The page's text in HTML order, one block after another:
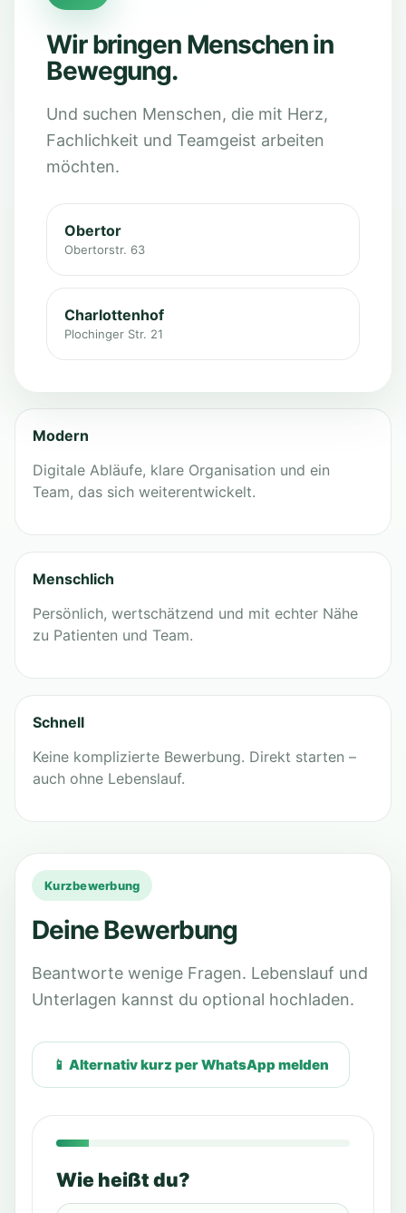
Wir bringen Menschen in
Bewegung.
Und suchen Menschen, die mit Herz,
Fachlichkeit und Teamgeist arbeiten
möchten.
Obertor
Obertorstr. 63
Charlottenhof
Plochinger Str. 21
Modern
Digitale Abläufe, klare Organisation und ein
Team, das sich weiterentwickelt.
Menschlich
Persönlich, wertschätzend und mit echter Nähe
zu Patienten und Team.
Schnell
Keine komplizierte Bewerbung. Direkt starten –
auch ohne Lebenslauf.
Kurzbewerbung
Deine Bewerbung
Beantworte wenige Fragen. Lebenslauf und
Unterlagen kannst du optional hochladen.
📱 Alternativ kurz per WhatsApp melden
Wie heißt du?